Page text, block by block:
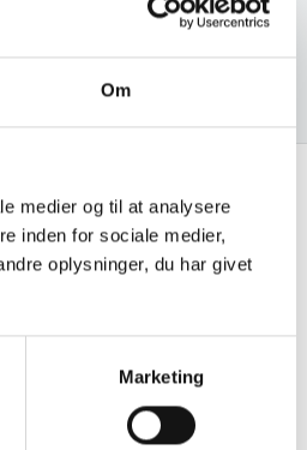
Om
medier og til at analysere
inden for sociale medier,
oplysninger, du har givet
Marketing